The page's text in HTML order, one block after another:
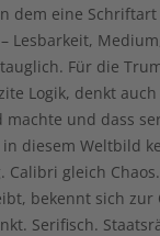
dem eine
Lesbarkeit,
Für die
Logik, denkt
und dass
diesem Weltbild
gleich Chaos.
bekennt sich
Serifisch.